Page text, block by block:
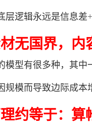
辑永远是信息差+
无国界，内
型有很多种，其中
模而导致边际成本
约等于：算